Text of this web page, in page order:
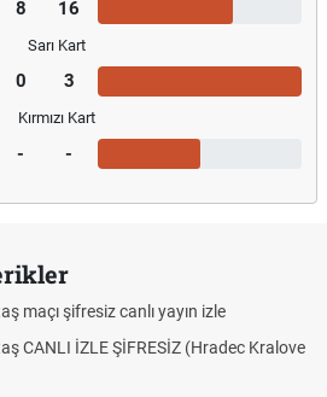
8 16
Sarı Kart
0 3
Kırmızı Kart
- -
maçı şifresiz canlı yayın izle
CANLI İZLE ŞİFRESİZ (Hradec Kralove